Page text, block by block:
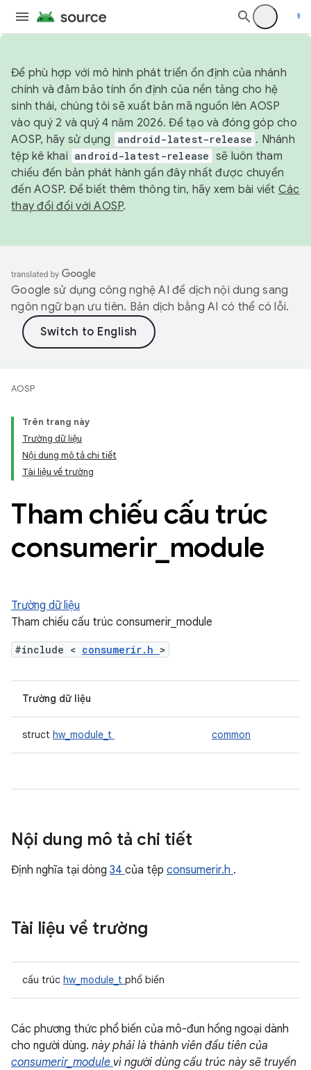
Để phù hợp với mô hình phát triển ổn định của nhánh
chính và đảm bảo tính ổn định của nền tảng cho hệ
sinh thái, chúng tôi sẽ xuất bản mã nguồn lên AOSP
vào quý 2 và quý 4 năm 2026. Để tạo và đóng góp cho
AOSP, hãy sử dụng
android-latest-release . Nhánh
tệp kê khai android-latest-release sẽ luôn tham
chiếu đến bản phát hành gần đây nhất được chuyển
đến AOSP. Để biết thêm thông tin, hãy xem bài viết Các
thay đổi đối với AOSP.
Google sử dụng công nghệ AI để dịch nội dung sang
ngôn ngữ bạn ưu tiên. Bản dịch bằng AI có thể có lỗi.
AOSP
Trên trang này
Trường dữ liệu
Nội dung mô tả chi tiết
Tài liệu về trường
Tham chiếu cấu trúc
consumerir_ module
Trường dữ liệu
Tham chiếu cấu trúc consumerir_module
#include < consumerir.h >
Trường dữ liệu
struct hw_module_t common
Nội dung mô tả chi tiết
Định nghĩa tại dòng 34 của tệp consumerir.h .
Tài liệu về trường
cấu trúc hw_module_t phổ biến
Các phương thức phổ biến của mô-đun hồng ngoại dành
cho người dùng. này phải là thành viên đầu tiên của
consumerir_module vì người dùng cấu trúc này sẽ truyền